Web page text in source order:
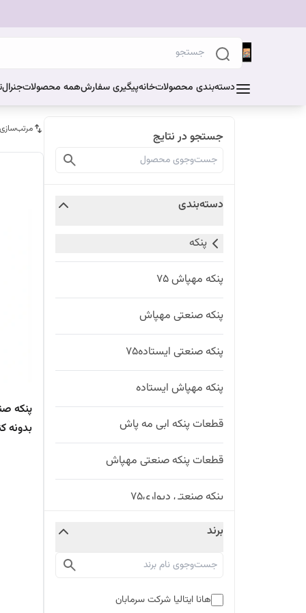
دسته‌بندی محصولاتخانهپیگیری سفارشهمه محصولاتجنرال
جستجو در نتایج
دسته‌بندی
پنکه
پنکه مهپاش ۷۵
پنکه صنعتی مهپاش
پنکه صنعتی ایستاده۷۵
پنکه مهپاش ایستاده
قطعات پنکه ابی مه پاش
قطعات پنکه صنعتی مهپاش
پنکه صنعتی دیواری۷۵
پنکه صنعتی ایستاده۶۵
پنکه صنعتی دیواری۶۵
بخاری گازی محیط باز
برند
هانا ایتالیا شرکت سرمابان
بدونه